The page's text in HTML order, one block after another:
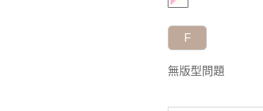
F
無版型問題